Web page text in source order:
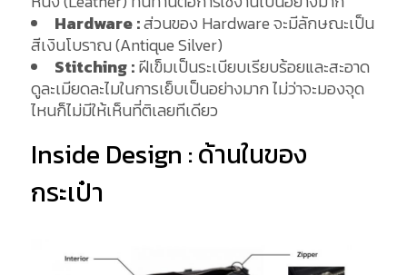
Hardware :ส่วนของ Hardware จะมีลักษณะเป็น
สีเงินโบราณ (Antique Silver)
Stitching :ฝีเข็มเป็นระเบียบเรียบร้อยและสะอาด
ดูละเมียดละไมในการเย็บเป็นอย่างมาก ไม่ว่าจะมองจุด
ไหนก็ไม่มีให้เห็นที่ติเลยทีเดียว
Inside Design : ด้านในของ
กระเป๋า